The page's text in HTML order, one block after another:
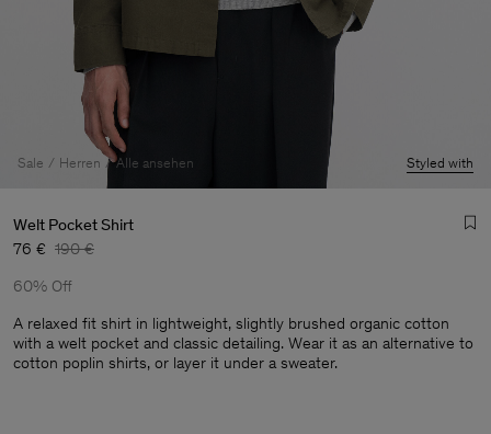
Sale Herren Alle ansehen Styled with
Welt Pocket Shirt
76 € 190 €
60% Off
A relaxed fit shirt in lightweight, slightly brushed organic cotton
with a welt pocket and classic detailing. Wear it as an alternative to
cotton poplin shirts, or layer it under a sweater.